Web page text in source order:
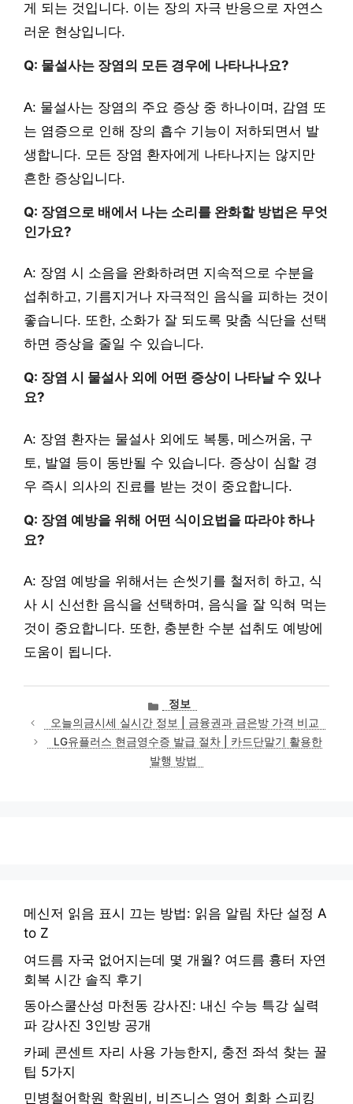
게 되는 것입니다. 이는 장의 자극 반응으로 자연스
러운 현상입니다.
Q: 물설사는 장염의 모든 경우에 나타나나요?
A: 물설사는 장염의 주요 증상 중 하나이며, 감염 또
는 염증으로 인해 장의 흡수 기능이 저하되면서 발
생합니다. 모든 장염 환자에게 나타나지는 않지만
흔한 증상입니다.
Q: 장염으로 배에서 나는 소리를 완화할 방법은 무엇
인가요?
A: 장염 시 소음을 완화하려면 지속적으로 수분을
섭취하고, 기름지거나 자극적인 음식을 피하는 것이
좋습니다. 또한, 소화가 잘 되도록 맞춤 식단을 선택
하면 증상을 줄일 수 있습니다.
Q: 장염 시 물설사 외에 어떤 증상이 나타날 수 있나
요?
A: 장염 환자는 물설사 외에도 복통, 메스꺼움, 구
토, 발열 등이 동반될 수 있습니다. 증상이 심할 경
우 즉시 의사의 진료를 받는 것이 중요합니다.
Q: 장염 예방을 위해 어떤 식이요법을 따라야 하나
요?
A: 장염 예방을 위해서는 손씻기를 철저히 하고, 식
사 시 신선한 음식을 선택하며, 음식을 잘 익혀 먹는
것이 중요합니다. 또한, 충분한 수분 섭취도 예방에
도움이 됩니다.
카
테
고
리
정보
오늘의금시세 실시간 정보 | 금융권과 금은방 가격 비교
LG유플러스 현금영수증 발급 절차 | 카드단말기 활용한
발행 방법
메신저 읽음 표시 끄는 방법: 읽음 알림 차단 설정 A
to Z
여드름 자국 없어지는데 몇 개월? 여드름 흉터 자연
회복 시간 솔직 후기
동아스쿨산성 마천동 강사진: 내신 수능 특강 실력
파 강사진 3인방 공개
카페 콘센트 자리 사용 가능한지, 충전 좌석 찾는 꿀
팁 5가지
민병철어학원 학원비, 비즈니스 영어 회화 스피킹